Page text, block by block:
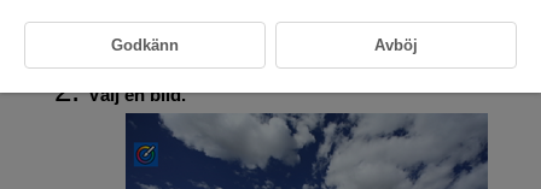
Välj en bild.
Godkänn Avböj